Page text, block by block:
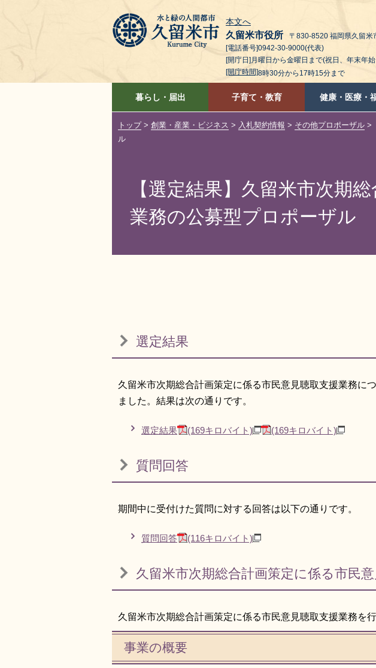
本文へ
久留米市役所 〒830-8520 福岡県久留米
[電話番号]0942-30-9000(代表)
[開庁日]月曜日から金曜日まで(祝日、年末年
[開庁時間]8時30分から17時15分まで
暮らし・届出 子育て・教育 健康・医療・
トップ> 創業・産業・ビジネス > 入札契約情報 > その他プロポーザル >
ル
【選定結果】久留米市次期
業務の公募型プロポーザル
選定結果
久留米市次期総合計画策定に係る市民意見聴取支援業務に
ました。結果は次の通りです。
選定結果 (169キロバイト) (169キロバイト)
質問回答
期間中に受付けた質問に対する回答は以下の通りです。
質問回答 (116キロバイト)
久留米市次期総合計画策定に係る市民
久留米市次期総合計画策定に係る市民意見聴取支援業務を
事業の概要